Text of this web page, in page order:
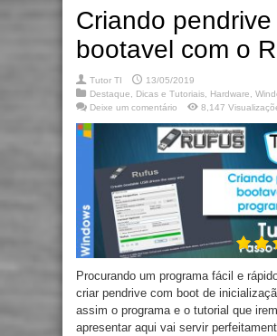
Criando pendrive
bootavel com o
Tutor TI
13/05/2019
Destaque
Dicas e Tutoriais Hardware
Deixe um comentário
8,147
Procurando um programa fácil e
criar pendrive com boot de
assim o programa e o tutorial que
apresentar aqui vai servir